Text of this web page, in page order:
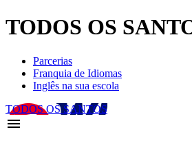
TODOS OS
Parcerias
Franquia de Idiomas
Inglês na sua escola
TODOS OS SANTOS
menu